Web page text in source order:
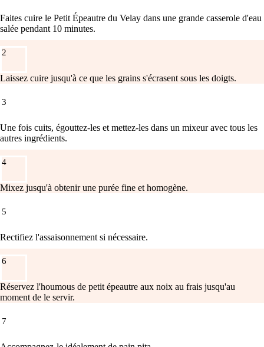
Faites cuire le Petit Épeautre du Velay dans une grande casserole d'eau
salée pendant 10 minutes.
2
Laissez cuire jusqu'à ce que les grains s'écrasent sous les doigts.
3
Une fois cuits, égouttez-les et mettez-les dans un mixeur avec tous les
autres ingrédients.
4
Mixez jusqu'à obtenir une purée fine et homogène.
5
Rectifiez l'assaisonnement si nécessaire.
6
Réservez l'houmous de petit épeautre aux noix au frais jusqu'au
moment de le servir.
7